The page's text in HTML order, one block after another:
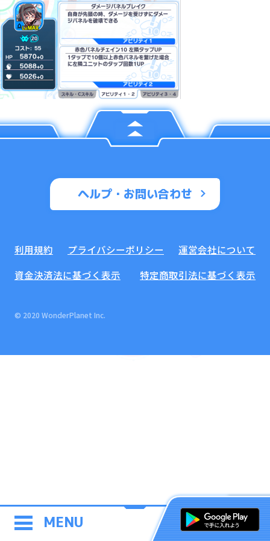
MENU
ヘルプ・お問い合わせ
利用規約 プライバシーポリシー
運営会社について
資金決済法に基づく表示
特定商取引法に基づく表示
© 2020 WonderPlanet Inc.